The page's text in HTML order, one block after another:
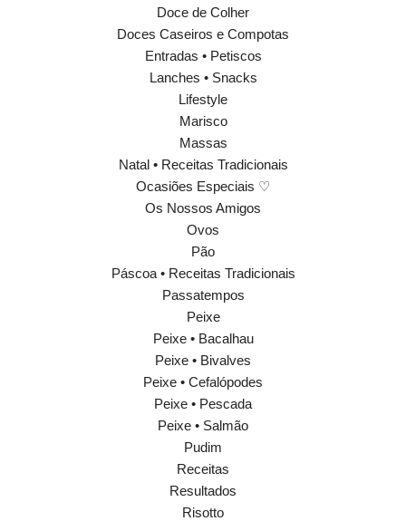
Doce de Colher
Doces Caseiros e Compotas
Entradas • Petiscos
Lanches • Snacks
Lifestyle
Marisco
Massas
Natal • Receitas Tradicionais
Ocasiões Especiais ♡
Os Nossos Amigos
Ovos
Pão
Páscoa • Receitas Tradicionais
Passatempos
Peixe
Peixe • Bacalhau
Peixe • Bivalves
Peixe • Cefalópodes
Peixe • Pescada
Peixe • Salmão
Pudim
Receitas
Resultados
Risotto